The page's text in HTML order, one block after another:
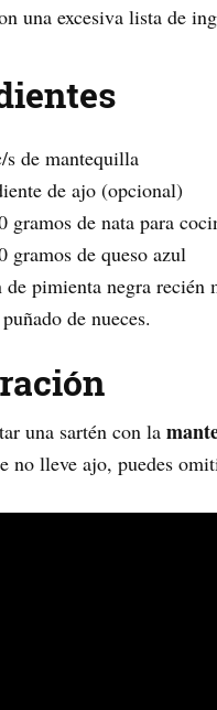
una excesiva lista de
s de mantequilla
de ajo (opcional)
gramos de nata para
gramos de queso azul
de pimienta negra recién
de nueces.
una sartén con la
no lleve ajo, puedes